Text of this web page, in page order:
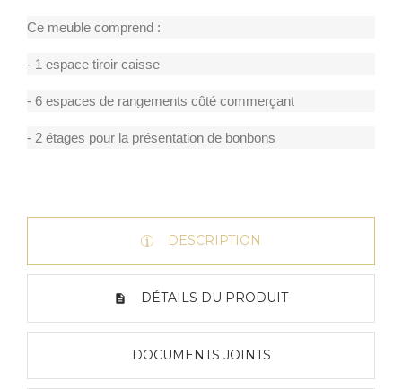
Ce meuble comprend :
- 1 espace tiroir caisse
- 6 espaces de rangements côté commerçant
- 2 étages pour la présentation de bonbons
DESCRIPTION
DÉTAILS DU PRODUIT
DOCUMENTS JOINTS